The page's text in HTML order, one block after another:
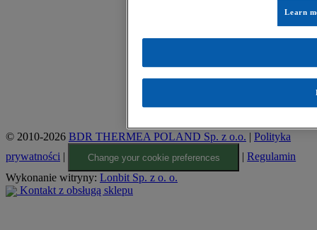
© 2010-2026 BDR THERMEA POLAND Sp. z o.o. | Polityka
prywatności
Change your cookie preferences |Regulamin
Wykonanie witryny: Lonbit Sp. z o. o.
Kontakt z obsługą sklepu
Learn